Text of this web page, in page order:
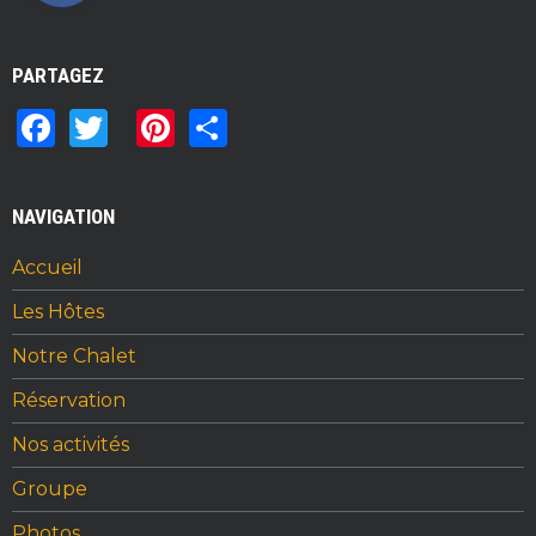
PARTAGEZ
F
a
c
e
b
o
o
k
w
it
te
r
Pi
n
st
NAVIGATION
Accueil
Les Hôtes
Notre Chalet
Réservation
Nos activités
Groupe